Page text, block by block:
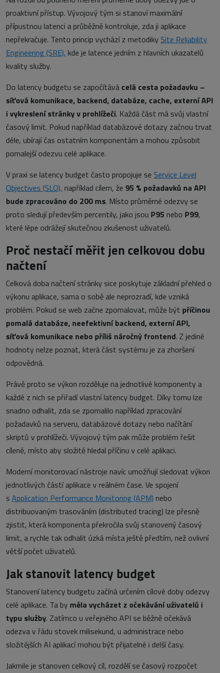
proaktivní přístup. Vývojový tým si stanoví maximální
přípustnou latenci a průběžně kontroluje, zda ji aplikace
nepřekračuje. Tento princip vychází z metodiky Site Reliability
Engineering (SRE), kde je latence jedním z hlavních ukazatelů
kvality služby.
Do latency budgetu se započítává celá cesta požadavku –
síťová komunikace, backend, databáze, cache, externí API
i vykreslení stránky v prohlížeči. Každá část má svůj vlastní
časový limit. Pokud například databázové dotazy začnou trvat
déle, ubírají čas ostatním komponentám a mohou způsobit
pomalejší odezvu celé aplikace.
V praxi se latency budget často propojuje se Service Level
Objectives (SLO), například cílem, že 95 % požadavků na API
bude zpracováno do 200 ms. Místo průměrné odezvy se
proto sledují především percentily, jako jsou P95 nebo P99,
které lépe odrážejí skutečnou zkušenost uživatelů.
Proč nestačí měřit jen celkovou dobu
načtení
Celková doba načtení stránky sice poskytuje základní přehled o
výkonu aplikace, sama o sobě ale neprozradí, kde vzniká
problém. Pokud se web začne zpomalovat, může být příčinou
pomalá databáze, neefektivní backend, externí API,
síťová komunikace nebo příliš náročný frontend. Z jediné
hodnoty nelze poznat, která část systému je za zhoršení
odpovědná.
Právě proto se výkon rozděluje na jednotlivé komponenty a
každé z nich se přiřadí vlastní latency budget. Díky tomu lze
snadno odhalit, zda se zpomalilo například zpracování
požadavků na serveru, databázové dotazy nebo načítání
skriptů v prohlížeči. Vývojový tým pak může problém řešit
cíleně, místo aby složitě hledal příčinu v celé aplikaci.
Moderní monitorovací nástroje navíc umožňují sledovat výkon
jednotlivých částí aplikace v reálném čase. Ve spojení
s Application Performance Monitoring (APM) nebo
distribuovaným trasováním (distributed tracing) lze přesně
zjistit, která komponenta překročila svůj stanovený časový
limit, a rychle tak odhalit úzká místa ještě předtím, než ovlivní
větší počet uživatelů.
Jak stanovit latency budget
Stanovení latency budgetu začíná určením cílové doby odezvy
celé aplikace. Ta by měla vycházet z očekávání uživatelů i
typu služby. Zatímco u veřejného API se běžně očekává
odezva v řádu stovek milisekund, u administrace nebo
složitějších AI aplikací mohou být přijatelné i delší časy.
Jakmile je stanoven celkový cíl, rozdělí se časový rozpočet